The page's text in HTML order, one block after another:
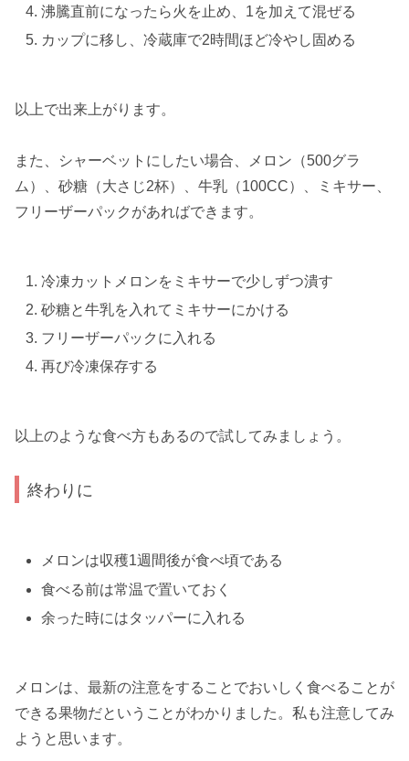
沸騰直前になったら火を止め、1を加えて混ぜる
カップに移し、冷蔵庫で2時間ほど冷やし固める
以上で出来上がります。
また、シャーベットにしたい場合、
メロン（500グラ
ム）、砂糖（大さじ2杯）、牛乳（100CC）、ミキサー、
フリーザーパック があればできます。
冷凍カットメロンをミキサーで少しずつ潰す
砂糖と牛乳を入れてミキサーにかける
フリーザーパックに入れる
再び冷凍保存する
以上のような食べ方もあるので試してみましょう。
終わりに
メロンは収穫1週間後が食べ頃である
食べる前は常温で置いておく
余った時にはタッパーに入れる
メロンは、最新の注意をすることでおいしく食べることが
できる果物だということがわかりました。私も注意してみ
ようと思います。